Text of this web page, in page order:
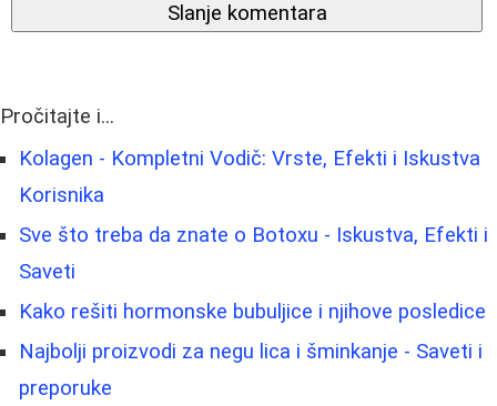
Slanje komentara
Pročitajte i...
Kolagen - Kompletni Vodič: Vrste, Efekti i Iskustva
Korisnika
Sve što treba da znate o Botoxu - Iskustva, Efekti i
Saveti
Kako rešiti hormonske bubuljice i njihove posledice
Najbolji proizvodi za negu lica i šminkanje - Saveti i
preporuke